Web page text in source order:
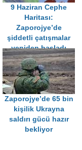
9 Haziran Cephe
Haritası:
Zaporojye’de
şiddetli çatışmalar
yeniden başladı
Zaporojye’de 65 bin
kişilik Ukrayna
saldırı gücü hazır
bekliyor